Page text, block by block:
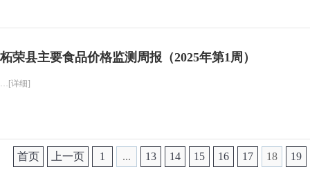
柘荣县主要食品价格监测周报（2025年第1周）
…[详细]
首页 上一页 1 ... 13 14 15 16 17 18 19